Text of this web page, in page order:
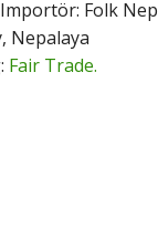
Folk
Nepalaya
Fair Trade.